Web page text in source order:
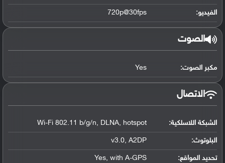
الفيديو: 720p@30fps
الصوت
مكبر الصوت: Yes
الاتصال
الشبكة اللاسلكية: Wi-Fi 802.11 b/g/n, DLNA, hotspot
البلوتوث:
v3.0, A2DP
تحديد المواقع:
Yes, with A-GPS